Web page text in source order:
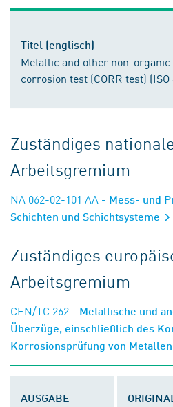
Titel (englisch)
Metallic and other non-
corrosion test (CORR test) (ISO
Zuständiges
Arbeitsgremium
NA 062-02-101 AA - Mess- und
Schichten und Schichtsysteme
Zuständiges
Arbeitsgremium
CEN/TC 262 - Metallische und
Überzüge, einschließlich des
Korrosionsprüfung von
AUSGABE